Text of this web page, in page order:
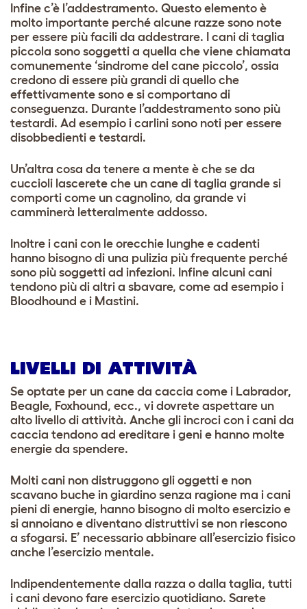
Infine c’è l’addestramento. Questo elemento è
molto importante perché alcune razze sono note
per essere più facili da addestrare. I cani di taglia
piccola sono soggetti a quella che viene chiamata
comunemente ‘sindrome del cane piccolo’, ossia
credono di essere più grandi di quello che
effettivamente sono e si comportano di
conseguenza. Durante l’addestramento sono più
testardi. Ad esempio i carlini sono noti per essere
disobbedienti e testardi.
Un’altra cosa da tenere a mente è che se da
cuccioli lascerete che un cane di taglia grande si
comporti come un cagnolino, da grande vi
camminerà letteralmente addosso.
Inoltre i cani con le orecchie lunghe e cadenti
hanno bisogno di una pulizia più frequente perché
sono più soggetti ad infezioni. Infine alcuni cani
tendono più di altri a sbavare, come ad esempio i
Bloodhound e i Mastini.
LIVELLI DI ATTIVITÀ
Se optate per un cane da caccia come i Labrador,
Beagle, Foxhound, ecc., vi dovrete aspettare un
alto livello di attività. Anche gli incroci con i cani da
caccia tendono ad ereditare i geni e hanno molte
energie da spendere.
Molti cani non distruggono gli oggetti e non
scavano buche in giardino senza ragione ma i cani
pieni di energie, hanno bisogno di molto esercizio e
si annoiano e diventano distruttivi se non riescono
a sfogarsi. E’ necessario abbinare all’esercizio fisico
anche l’esercizio mentale.
Indipendentemente dalla razza o dalla taglia, tutti
i cani devono fare esercizio quotidiano. Sarete